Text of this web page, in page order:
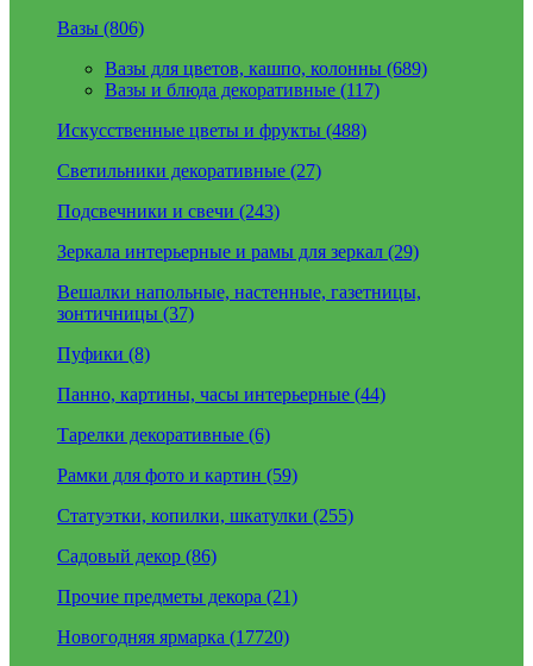
Вазы (806)
Вазы для цветов, кашпо, колонны (689)
Вазы и блюда декоративные (117)
Искусственные цветы и фрукты (488)
Светильники декоративные (27)
Подсвечники и свечи (243)
Зеркала интерьерные и рамы для зеркал (29)
Вешалки напольные, настенные, газетницы,
зонтичницы (37)
Пуфики (8)
Панно, картины, часы интерьерные (44)
Тарелки декоративные (6)
Рамки для фото и картин (59)
Статуэтки, копилки, шкатулки (255)
Садовый декор (86)
Прочие предметы декора (21)
Новогодняя ярмарка (17720)